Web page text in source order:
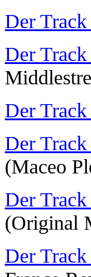
Der
Der
Der
Der
(Maceo
Der
(Original
Der